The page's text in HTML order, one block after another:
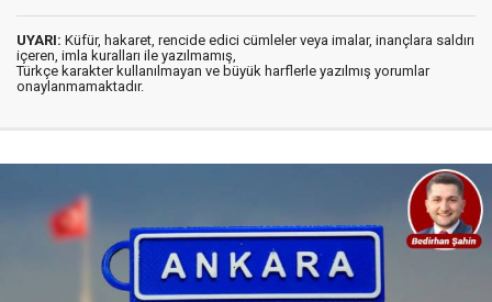
UYARI: Küfür, hakaret, rencide edici cümleler veya imalar, inançlara saldırı
içeren, imla kuralları ile yazılmamış,
Türkçe karakter kullanılmayan ve büyük harflerle yazılmış yorumlar
onaylanmamaktadır.